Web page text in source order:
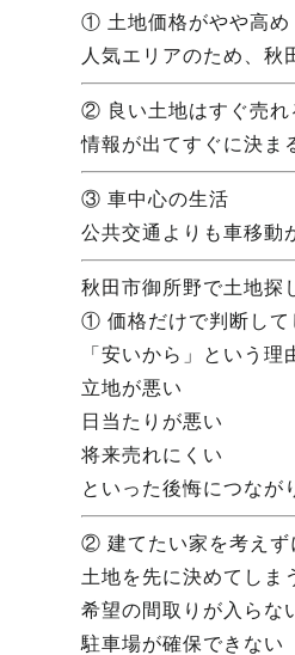
① 土地価格がやや高め
人気エリアのため、秋
② 良い土地はすぐ売れ
情報が出てすぐに決ま
③ 車中心の生活
公共交通よりも車移動
秋田市御所野で土地探
① 価格だけで判断して
「安いから」という理
立地が悪い
日当たりが悪い
将来売れにくい
といった後悔につなが
② 建てたい家を考えず
土地を先に決めてしま
希望の間取りが入らな
駐車場が確保できない